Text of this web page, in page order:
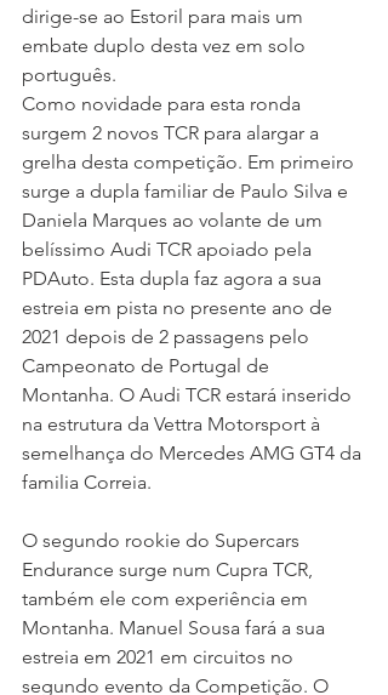
dirige-se ao Estoril para mais um
embate duplo desta vez em solo
português.
Como novidade para esta ronda
surgem 2 novos TCR para alargar a
grelha desta competição. Em primeiro
surge a dupla familiar de Paulo Silva e
Daniela Marques ao volante de um
belíssimo Audi TCR apoiado pela
PDAuto. Esta dupla faz agora a sua
estreia em pista no presente ano de
2021 depois de 2 passagens pelo
Campeonato de Portugal de
Montanha. O Audi TCR estará inserido
na estrutura da Vettra Motorsport à
semelhança do Mercedes AMG GT4 da
familia Correia.
O segundo rookie do Supercars
Endurance surge num Cupra TCR,
também ele com experiência em
Montanha. Manuel Sousa fará a sua
estreia em 2021 em circuitos no
segundo evento da Competição. O